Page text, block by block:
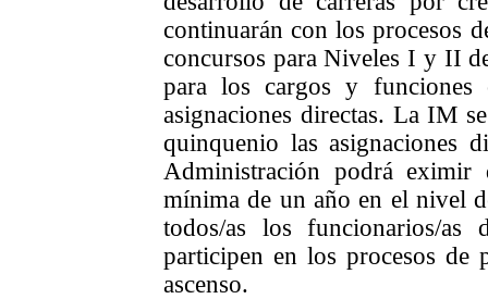
continuarán con los procesos
concursos para Niveles I y II
para los cargos y funciones
asignaciones directas. La IM
quinquenio las asignaciones
Administración podrá eximir
mínima de un año en el nivel
todos/as los funcionarios/as
participen en los procesos de
ascenso.